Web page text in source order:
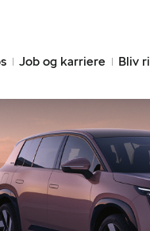
Job og karriere Bliv